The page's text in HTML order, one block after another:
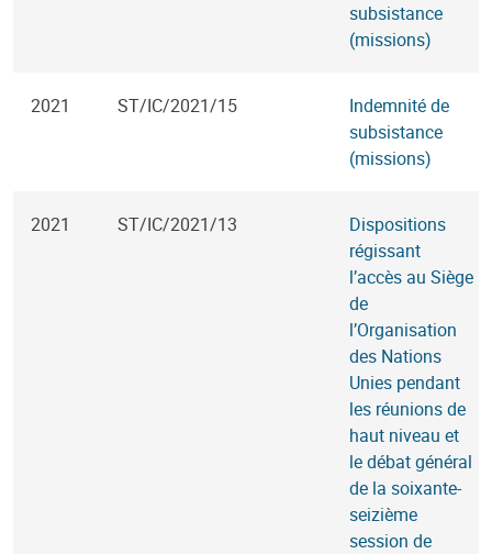
subsistance
(missions)
2021 ST/IC/2021/15
Indemnité de
subsistance
(missions)
2021 ST/IC/2021/13
Dispositions
régissant
l’accès au Siège
de
l’Organisation
des Nations
Unies pendant
les réunions de
haut niveau et
le débat général
de la soixante-
seizième
session de